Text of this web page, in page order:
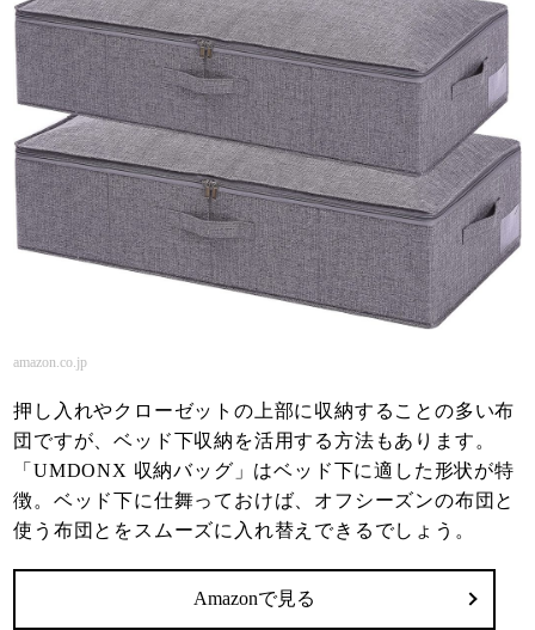
amazon.co.jp
押し入れやクローゼットの上部に収納することの多い布
団ですが、ベッド下収納を活用する方法もあります。
「UMDONX 収納バッグ」はベッド下に適した形状が特
徴。ベッド下に仕舞っておけば、オフシーズンの布団と
使う布団とをスムーズに入れ替えできるでしょう。
Amazonで見る